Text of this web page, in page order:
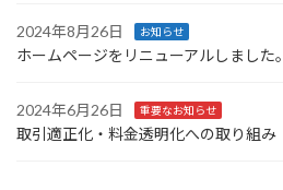
2024年8月26日 お知らせ
ホームページをリニューアルしました。
2024年6月26日 重要なお知らせ
取引適正化・料金透明化への取り組み